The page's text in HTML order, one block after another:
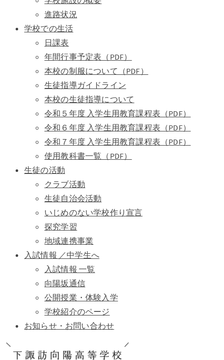
進路状況
学校での生活
日課表
年間行事予定表（PDF）
本校の制服について（PDF）
生徒指導ガイドライン
本校の生徒指導について
令和５年度 入学生用教育課程表（PDF）
令和６年度 入学生用教育課程表（PDF）
令和７年度 入学生用教育課程表（PDF）
使用教科書一覧（PDF）
生徒の活動
クラブ活動
生徒自治会活動
いじめのない学校作り宣言
探究学習
地域連携事業
入試情報 ／中学生へ
入試情報 一覧
向陽坂通信
公開授業・体験入学
学校紹介のページ
お知らせ・お問い合わせ